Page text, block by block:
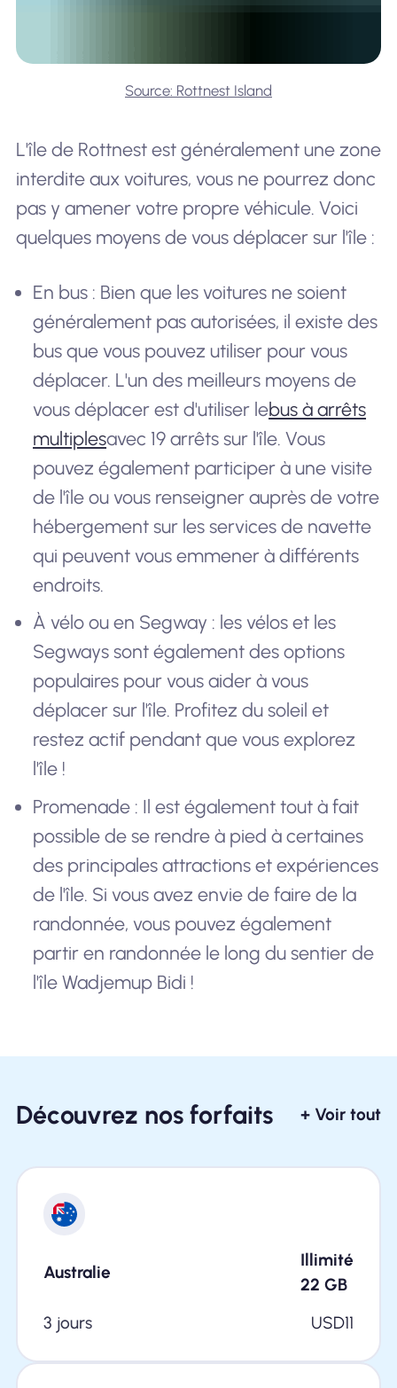
Source: Rottnest Island
L'île de Rottnest est généralement une zone
interdite aux voitures, vous ne pourrez donc
pas y amener votre propre véhicule. Voici
quelques moyens de vous déplacer sur l'île :
En bus : Bien que les voitures ne soient
généralement pas autorisées, il existe des
bus que vous pouvez utiliser pour vous
déplacer. L'un des meilleurs moyens de
vous déplacer est d'utiliser lebus à arrêts
multiplesavec 19 arrêts sur l'île. Vous
pouvez également participer à une visite
de l'île ou vous renseigner auprès de votre
hébergement sur les services de navette
qui peuvent vous emmener à différents
endroits.
À vélo ou en Segway : les vélos et les
Segways sont également des options
populaires pour vous aider à vous
déplacer sur l'île. Profitez du soleil et
restez actif pendant que vous explorez
l'île !
Promenade : Il est également tout à fait
possible de se rendre à pied à certaines
des principales attractions et expériences
de l'île. Si vous avez envie de faire de la
randonnée, vous pouvez également
partir en randonnée le long du sentier de
l'île Wadjemup Bidi !
Découvrez nos forfaits + Voir tout
Australie
Illimité
22 GB
3 jours
USD11